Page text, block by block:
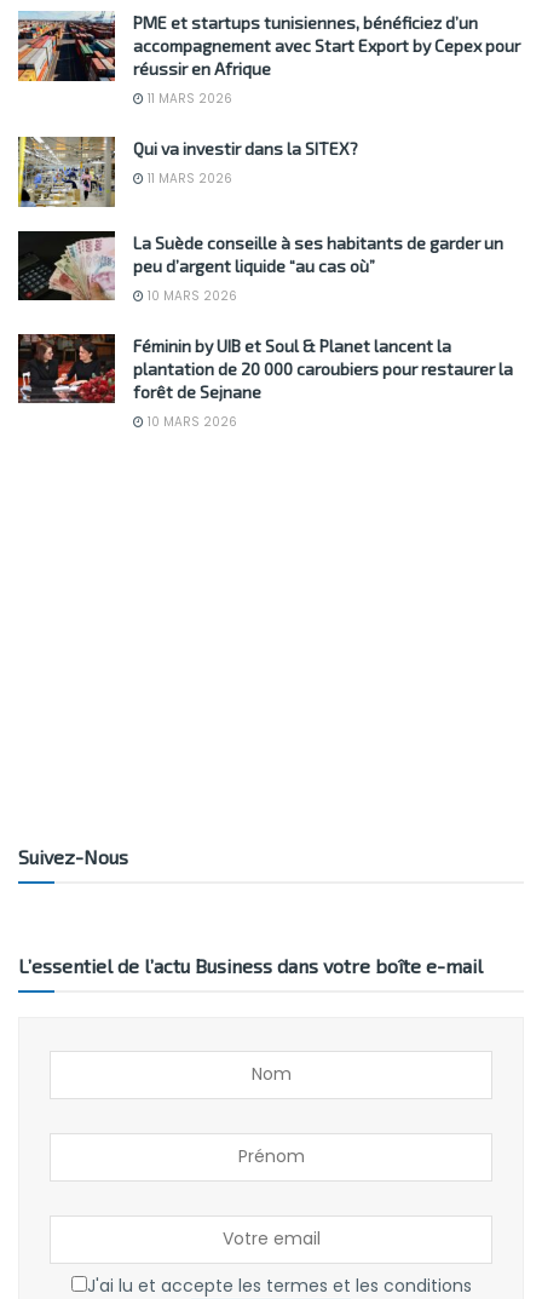
PME et startups tunisiennes, bénéficiez d’un
accompagnement avec Start Export by Cepex pour
réussir en Afrique
11 MARS 2026
Qui va investir dans la SITEX?
11 MARS 2026
La Suède conseille à ses habitants de garder un
peu d’argent liquide “au cas où”
10 MARS 2026
Féminin by UIB et Soul & Planet lancent la
plantation de 20 000 caroubiers pour restaurer la
forêt de Sejnane
10 MARS 2026
Suivez-Nous
L’essentiel de l’actu Business dans votre boîte e-mail
J'ai lu et accepte les termes et les conditions